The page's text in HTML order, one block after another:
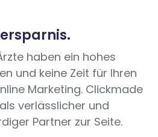
haben ein hohes
und keine Zeit für Ihren
Marketing. Clickmade
verlässlicher und
Partner zur Seite.